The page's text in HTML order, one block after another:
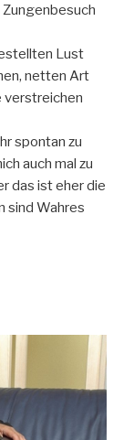
Lust
netten Art
verstreichen
spontan zu
auch mal zu
das ist eher die
sind Wahres